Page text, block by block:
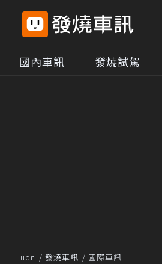
國內車訊 發燒試駕
udn 發燒車訊 國際車訊